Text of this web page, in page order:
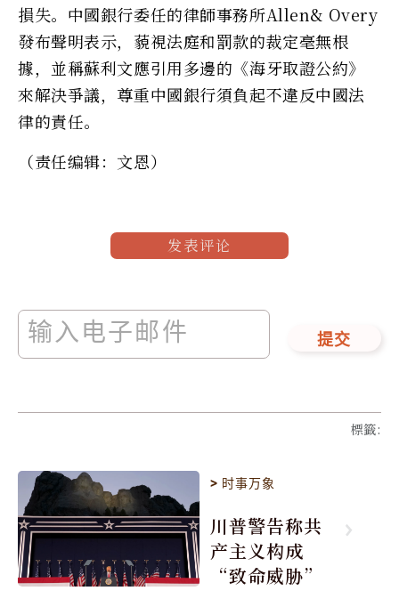
損失。中國銀行委任的律師事務所Allen& Overy
發布聲明表示，藐視法庭和罰款的裁定毫無根
據，並稱蘇利文應引用多邊的《海牙取證公約》
來解決爭議，尊重中國銀行須負起不違反中國法
律的責任。
（责任编辑：文恩）
发表评论
提交
標籤:
> 时事万象
川普警告称共
产主义构成
“致命威胁”